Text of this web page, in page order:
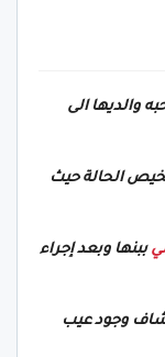
الى
الحالة حيث
ببنها وبعد إجراء
وجود عيب